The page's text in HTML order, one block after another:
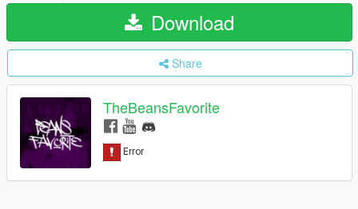
Download
Share
TheBeansFavorite